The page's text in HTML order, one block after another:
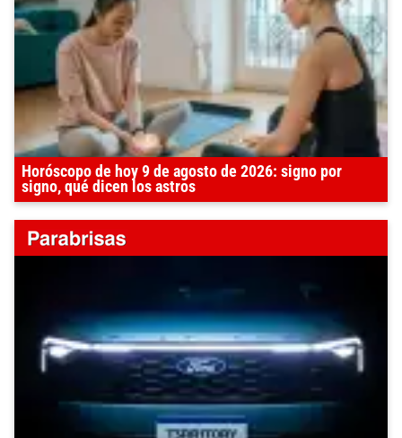
Horóscopo de hoy 9 de agosto de 2026: signo por
signo, qué dicen los astros